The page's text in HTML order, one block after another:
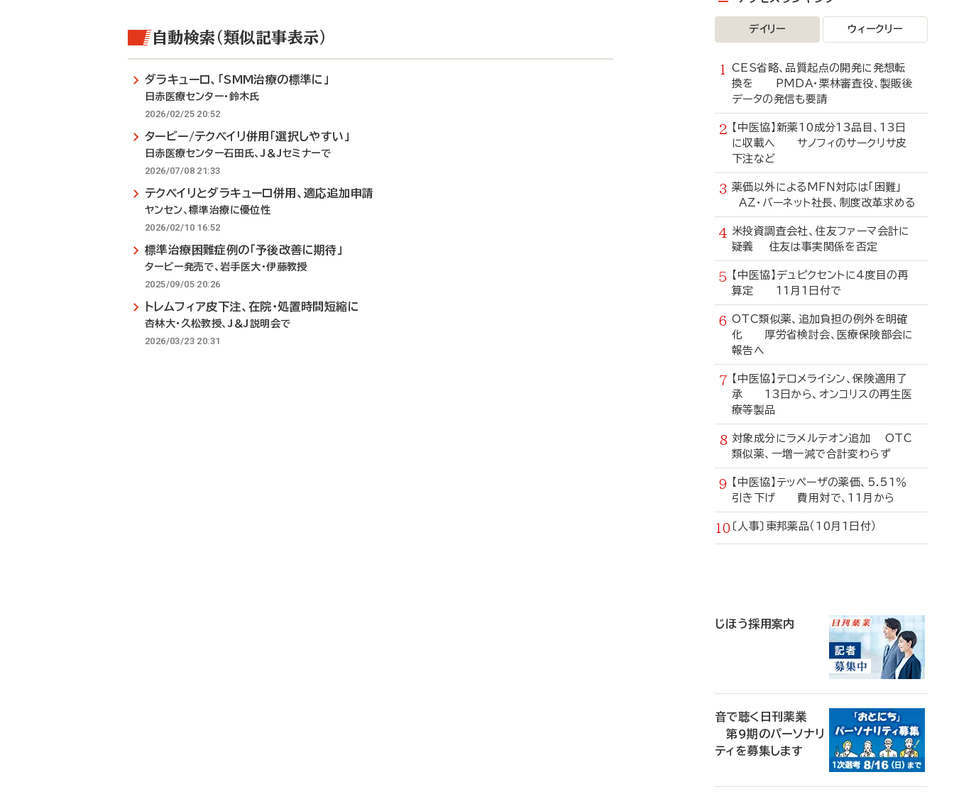
自動検索（類似記事表示）
ダラキューロ、「SMM治療の標準に」
日赤医療センター・鈴木氏
2026/02/25 20:52
タービー/テクベイリ併用「選択しやすい」
日赤医療センター石田氏、J＆Jセミナーで
2026/07/08 21:33
テクベイリとダラキューロ併用、適応追加申請
ヤンセン、標準治療に優位性
2026/02/10 16:52
標準治療困難症例の「予後改善に期待」
タービー発売で、岩手医大・伊藤教授
2025/09/05 20:26
トレムフィア皮下注、在院・処置時間短縮に
杏林大・久松教授、J＆J説明会で
2026/03/23 20:31
デイリー ウィークリー
CES省略、品質起点の開発に発想転
換を PMDA・栗林審査役、製販後
データの発信も要請
【中医協】新薬10成分13品目、13日
に収載へ サノフィのサークリサ皮
下注など
薬価以外によるMFN対応は「困難」
AZ・バーネット社長、制度改革求める
米投資調査会社、住友ファーマ会計に
疑義 住友は事実関係を否定
【中医協】デュピクセントに4度目の再
算定 11月1日付で
OTC類似薬、追加負担の例外を明確
化 厚労省検討会、医療保険部会に
報告へ
【中医協】テロメライシン、保険適用了
承 13日から、オンコリスの再生医
療等製品
対象成分にラメルテオン追加 OTC
類似薬、一増一減で合計変わらず
【中医協】テッペーザの薬価、5.51％
引き下げ 費用対で、11月から
〔人事〕東邦薬品（10月1日付）
じほう採用案内
音で聴く日刊薬業
第9期のパーソナリ
ティを募集します